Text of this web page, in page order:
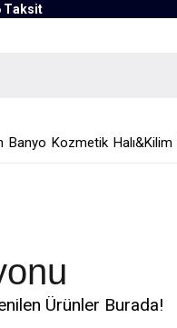
Taksit
Banyo Kozmetik Halı&Kilim
Ürünler Burada!